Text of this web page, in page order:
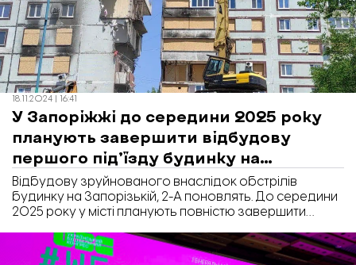
18.11.2024 | 16:41
У Запоріжжі до середини 2025 року
планують завершити відбудову
першого під’їзду будинку на
Запорізькій, 2-А
Відбудову зруйнованого внаслідок обстрілів
будинку на Запорізькій, 2-А поновлять. До середини
2025 року у місті планують повністю завершити
планують завершити ремонт покрівлі у другому
під'їзді.